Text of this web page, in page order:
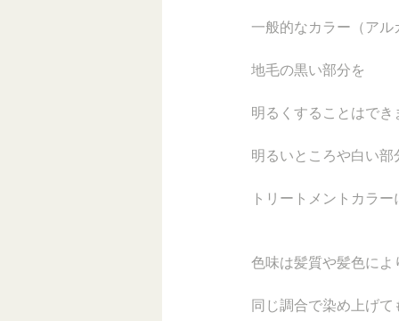
一般的なカラー（アル
地毛の黒い部分を
明るくすることはでき
明るいところや白い部
トリートメントカラー
色味は髪質や髪色によ
同じ調合で染め上げて